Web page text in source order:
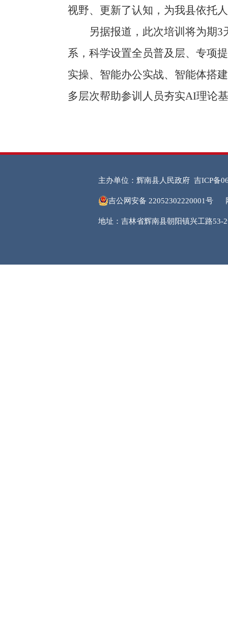
视野、更新了认知，为我县依托
另据报道，此次培训将为期3天
系，科学设置全员普及层、专项
实操、智能办公实战、智能体搭
多层次帮助参训人员夯实AI理论
主办单位：辉南县人民政府 吉ICP备
吉公网安备 22052302220001号
地址：吉林省辉南县朝阳镇兴工路53-